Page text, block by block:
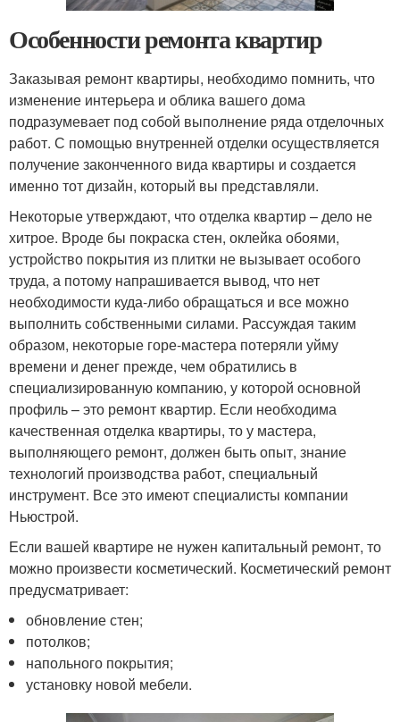
Особенности ремонта квартир
Заказывая ремонт квартиры, необходимо помнить, что
изменение интерьера и облика вашего дома
подразумевает под собой выполнение ряда отделочных
работ. С помощью внутренней отделки осуществляется
получение законченного вида квартиры и создается
именно тот дизайн, который вы представляли.
Некоторые утверждают, что отделка квартир – дело не
хитрое. Вроде бы покраска стен, оклейка обоями,
устройство покрытия из плитки не вызывает особого
труда, а потому напрашивается вывод, что нет
необходимости куда-либо обращаться и все можно
выполнить собственными силами. Рассуждая таким
образом, некоторые горе-мастера потеряли уйму
времени и денег прежде, чем обратились в
специализированную компанию, у которой основной
профиль – это ремонт квартир. Если необходима
качественная отделка квартиры, то у мастера,
выполняющего ремонт, должен быть опыт, знание
технологий производства работ, специальный
инструмент. Все это имеют специалисты компании
Ньюстрой.
Если вашей квартире не нужен капитальный ремонт, то
можно произвести косметический. Косметический ремонт
предусматривает:
обновление стен;
потолков;
напольного покрытия;
установку новой мебели.